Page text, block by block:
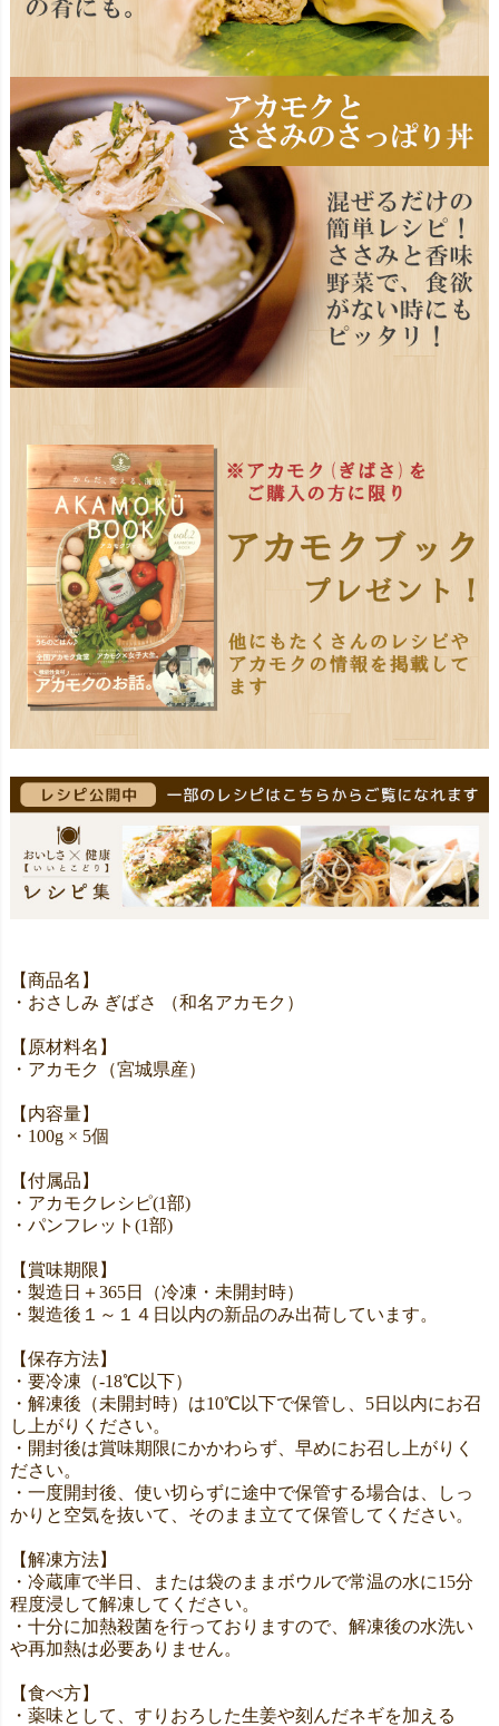
【商品名】
・おさしみ ぎばさ （和名アカモク）
【原材料名】
・アカモク（宮城県産）
【内容量】
・100g × 5個
【付属品】
・アカモクレシピ(1部)
・パンフレット(1部)
【賞味期限】
・製造日＋365日（冷凍・未開封時）
・製造後１～１４日以内の新品のみ出荷しています。
【保存方法】
・要冷凍（-18℃以下）
・解凍後（未開封時）は10℃以下で保管し、5日以内にお召
し上がりください。
・開封後は賞味期限にかかわらず、早めにお召し上がりく
ださい。
・一度開封後、使い切らずに途中で保管する場合は、しっ
かりと空気を抜いて、そのまま立てて保管してください。
【解凍方法】
・冷蔵庫で半日、または袋のままボウルで常温の水に15分
程度浸して解凍してください。
・十分に加熱殺菌を行っておりますので、解凍後の水洗い
や再加熱は必要ありません。
【食べ方】
・薬味として、すりおろした生姜や刻んだネギを加える